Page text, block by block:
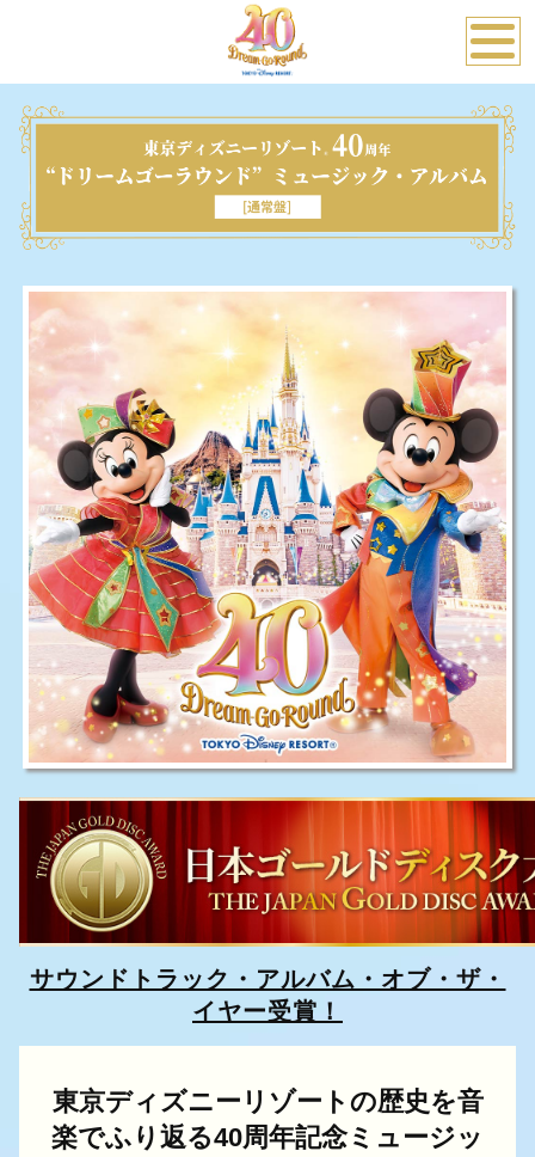
サウンドトラック・アルバム・オブ・ザ・
イヤー受賞！
東京ディズニーリゾートの歴史を音
楽でふり返る40周年記念ミュージッ